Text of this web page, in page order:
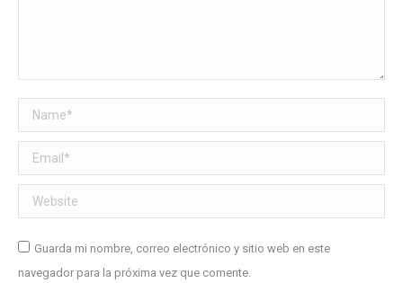
Name *
Email *
Website
Guarda mi nombre, correo electrónico y sitio web en este
navegador para la próxima vez que comente.